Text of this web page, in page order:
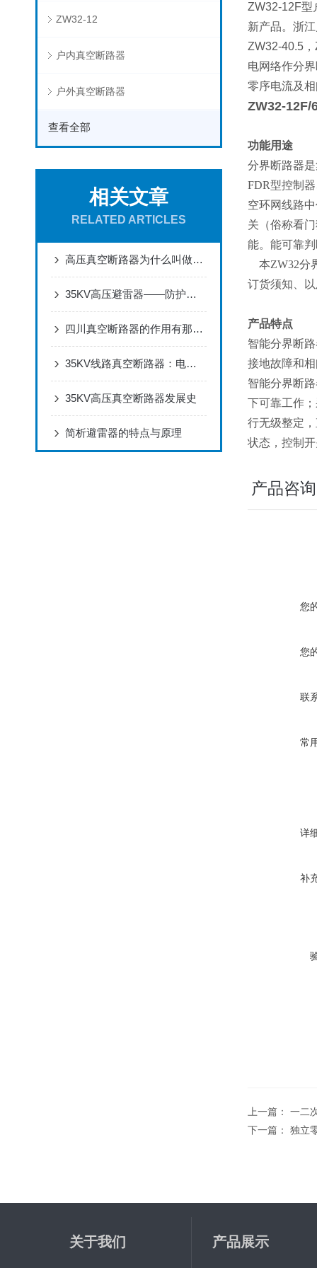
ZW32-12
户内真空断路器
户外真空断路器
查看全部
相关文章
RELATED ARTICLES
高压真空断路器为什么叫做真空?
35KV高压避雷器——防护电力设备的保护神
四川真空断路器的作用有那些？
35KV线路真空断路器：电力系统的安全守护者
35KV高压真空断路器发展史
简析避雷器的特点与原理
ZW32-12F型
新产品。浙
ZW32-40.5
电网络作分
零序电流及
ZW32-12F/
功能用途
分界断路器
FDR型控制
空环网线路
关（俗称看
能。能可靠
本ZW32分
订货须知、
产品特点
智能分界断
接地故障和
智能分界断
下可靠工作
行无级整定
状态，控制
产品咨询
您
您
联
常
详
补
上一篇： 一二
下一篇： 独立
关于我们 产品展示